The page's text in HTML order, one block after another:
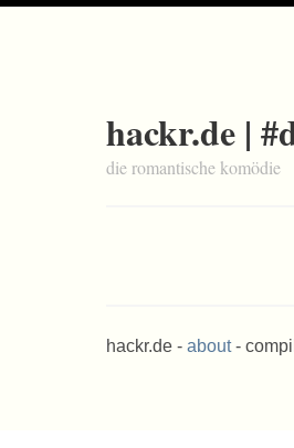
hackr.de |
die romantische komödie
hackr.de - about-